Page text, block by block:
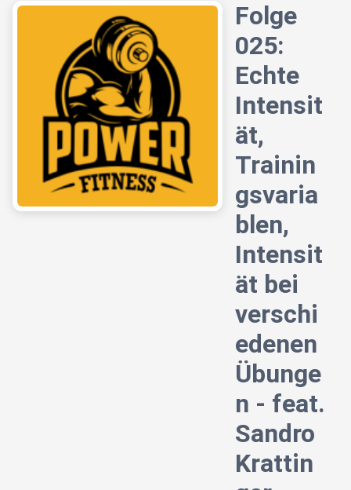
Folge
025:
Echte
Intensit
ät,
Trainin
gsvaria
blen,
Intensit
ät bei
verschi
edenen
Übunge
n - feat.
Sandro
Krattin